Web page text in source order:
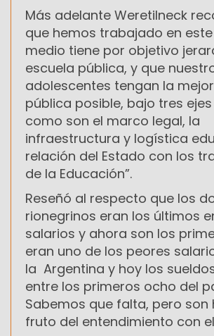
Más adelante Weretilneck
que hemos trabajado en
medio tiene por objetivo
escuela pública, y que
adolescentes tengan la
pública posible, bajo tres
como son el marco legal, la
infraestructura y logística
relación del Estado con los
de la Educación”.
Reseñó al respecto que los
rionegrinos eran los últimos
salarios y ahora son los
eran uno de los peores
la Argentina y hoy los
entre los primeros ocho del
Sabemos que falta, pero son
fruto del entendimiento con